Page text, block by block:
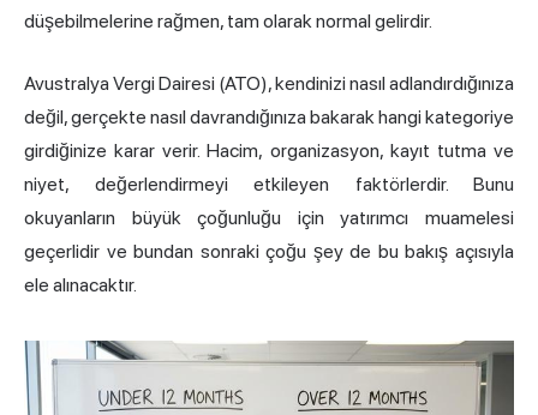
düşebilmelerine rağmen, tam olarak normal gelirdir.
Avustralya Vergi Dairesi (ATO), kendinizi nasıl adlandırdığınıza
değil, gerçekte nasıl davrandığınıza bakarak hangi kategoriye
girdiğinize karar verir. Hacim, organizasyon, kayıt tutma ve
niyet, değerlendirmeyi etkileyen faktörlerdir. Bunu
okuyanların büyük çoğunluğu için yatırımcı muamelesi
geçerlidir ve bundan sonraki çoğu şey de bu bakış açısıyla
ele alınacaktır.